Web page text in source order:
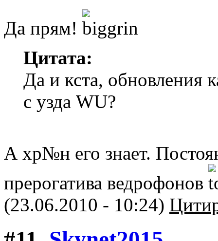
Да прям!
Цитата:
Да и кста, обновления
с узда WU?
А хр№н его знает.
прерогатива ведрофонов
(23.06.2010 - 10:24)